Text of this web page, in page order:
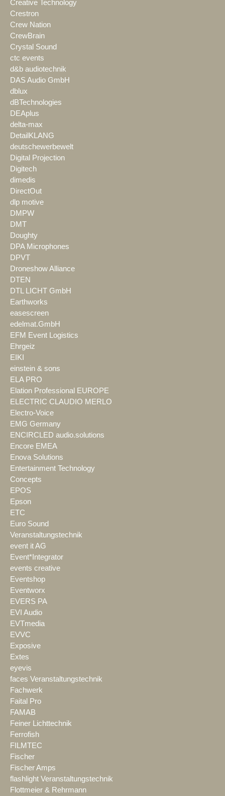
Creative Technology
Crestron
Crew Nation
CrewBrain
Crystal Sound
ctc events
d&b audiotechnik
DAS Audio GmbH
dblux
dBTechnologies
DEAplus
delta-max
DetailKLANG
deutschewerbewelt
Digital Projection
Digitech
dimedis
DirectOut
dlp motive
DMPW
DMT
Doughty
DPA Microphones
DPVT
Droneshow Alliance
DTEN
DTL LICHT GmbH
Earthworks
easescreen
edelmat.GmbH
EFM Event Logistics
Ehrgeiz
EIKI
einstein & sons
ELA PRO
Elation Professional EUROPE
ELECTRIC CLAUDIO MERLO
Electro-Voice
EMG Germany
ENCIRCLED audio.solutions
Encore EMEA
Enova Solutions
Entertainment Technology
Concepts
EPOS
Epson
ETC
Euro Sound
Veranstaltungstechnik
event it AG
Event*Integrator
events creative
Eventshop
Eventworx
EVERS PA
EVI Audio
EVTmedia
EVVC
Exposive
Extes
eyevis
faces Veranstaltungstechnik
Fachwerk
Faital Pro
FAMAB
Feiner Lichttechnik
Ferrofish
FILMTEC
Fischer
Fischer Amps
flashlight Veranstaltungstechnik
Flottmeier & Rehrmann